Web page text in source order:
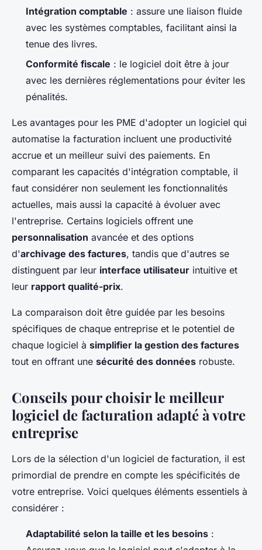
Intégration comptable : assure une liaison fluide
avec les systèmes comptables, facilitant ainsi la
tenue des livres.
Conformité fiscale : le logiciel doit être à jour
avec les dernières réglementations pour éviter les
pénalités.
Les avantages pour les PME d'adopter un logiciel qui
automatise la facturation incluent une productivité
accrue et un meilleur suivi des paiements. En
comparant les capacités d'intégration comptable, il
faut considérer non seulement les fonctionnalités
actuelles, mais aussi la capacité à évoluer avec
l'entreprise. Certains logiciels offrent une
personnalisation avancée et des options
d'archivage des factures, tandis que d'autres se
distinguent par leur interface utilisateur intuitive et
leur rapport qualité-prix.
La comparaison doit être guidée par les besoins
spécifiques de chaque entreprise et le potentiel de
chaque logiciel à simplifier la gestion des factures
tout en offrant une sécurité des données robuste.
Conseils pour choisir le meilleur
logiciel de facturation adapté à votre
entreprise
Lors de la sélection d'un logiciel de facturation, il est
primordial de prendre en compte les spécificités de
votre entreprise. Voici quelques éléments essentiels à
considérer :
Adaptabilité selon la taille et les besoins :